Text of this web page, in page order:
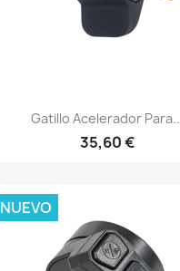
Gatillo Acelerador
35,60 €
NUEVO